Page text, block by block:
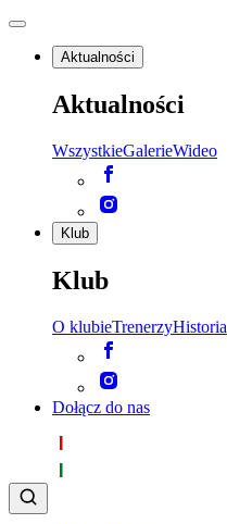
Aktualności
Aktualności
WszystkieGalerieWideo
Klub
Klub
O klubieTrenerzyHistoria
Dołącz do nas